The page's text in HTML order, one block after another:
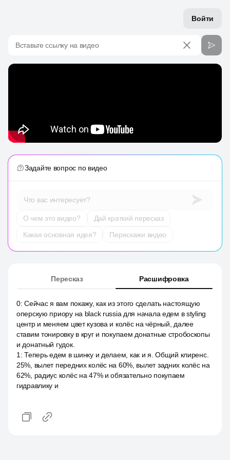
Войти
Вставьте ссылку на видео
Задайте вопрос по видео
Что вас интересует?
О чем это видео?
Дай краткий пересказ
Какая основная идея?
Перескажи видео
Пересказ Расшифровка
0:Сейчас я вам покажу, как из этого сделать настоящую
оперскую приору на black russia для начала едем в styling
центр и меняем цвет кузова и колёс на чёрный, далее
ставим тонировку в круг и покупаем донатные стробоскопы
и донатный гудок.
1 :Теперь едем в шинку и делаем, как и я. Общий клиренс.
25%, вылет передних колёс на 60%, вылет задних колёс на
62%, радиус колёс на 47% и обязательно покупаем
гидравлику и